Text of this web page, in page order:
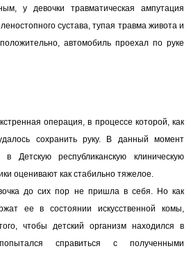
у девочки травматическая ампутация
сустава, тупая травма живота и
автомобиль проехал по руке
операция, в процессе которой, как
сохранить руку. В данный момент
в Детскую республиканскую клиническую
оценивают как стабильно тяжелое.
до сих пор не пришла в себя. Но как
ее в состоянии искусственной комы,
чтобы детский организм находился в
справиться с полученными